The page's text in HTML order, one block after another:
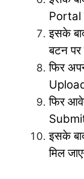
Portal
इसके
बटन
फिर
फिर
इसके
मिल